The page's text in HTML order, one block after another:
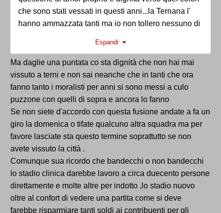
che sono stati vessati in questi anni...la Ternana l'
hanno ammazzata tanti ma io non tollero nessuno di
figliastri tempo due anni e ci ritroveremo a fare gli
stessi discorsi
Espandi
Ma daglie una puntata co sta dignità che non hai mai
vissuto a terni e non sai neanche che in tanti che ora
fanno tanto i moralisti per anni si sono messi a culo
puzzone con quelli di sopra e ancora lo fanno
Se non siete d'accordo con questa fusione andate a fa un
giro la domenica o tifate qualcuno altra squadra ma per
favore lasciate sta questo termine soprattutto se non
avete vissuto la città .
Comunque sua ricordo che bandecchi o non bandecchi
lo stadio clinica darebbe lavoro a circa duecento persone
direttamente e molte altre per indotto ,lo stadio nuovo
oltre al confort di vedere una partita come si deve
farebbe risparmiare tanti soldi ai contribuenti per gli